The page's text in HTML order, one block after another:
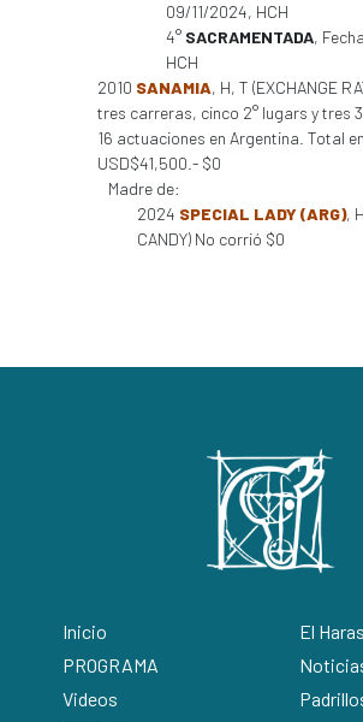
09/11/2024, HCH
4° SACRAMENTADA,
HCH
2010 SANAMIA, H, T (EXCHANGE
tres carreras, cinco 2° lugars y tres
16 actuaciones en Argentina. Total
USD$41,500.- $0
Madre de:
2024 SPECIAL LADY (ARG),
CANDY) No corrió $0
Inicio
El Haras
PROGRAMA
Videos